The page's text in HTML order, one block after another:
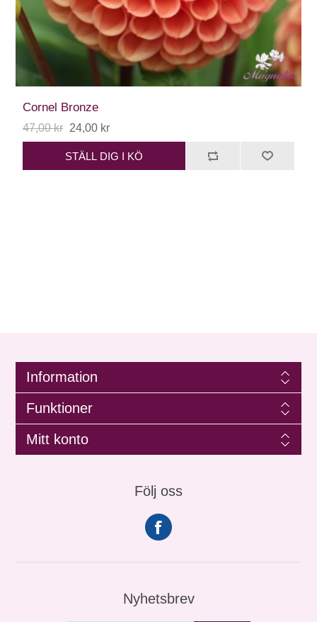
Cornel Bronze
47,00 kr 24,00 kr
STÄLL DIG I KÖ
Information
Funktioner
Mitt konto
Följ oss
Nyhetsbrev